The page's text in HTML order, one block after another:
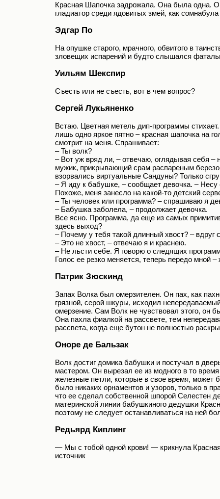
Красная Шапочка задрожала. Она была одна.
гладиатор среди ядовитых змей, как
Эдгар По
На опушке старого, мрачного, обвитого в
зловещих испарений и будто слышался
Уильям Шекспир
Съесть или не съесть, вот в чем вопрос?
Сергей Лукьяненко
Встаю. Цветная метель дип-программы
лишь одно яркое пятно – красная шапочка на
смотрит на меня. Спрашивает:
– Ты волк?
– Вот уж вряд ли, – отвечаю, оглядывая себя
мужик, прикрывающий срам распареным
взорвались виртуальные Сандуны? Только
– Я иду к бабушке, – сообщает девочка. – Hесу
Похоже, меня занесло на какой-то детский
– Ты человек или программа? – спрашиваю я
– Бабушка заболела, – продолжает девочка.
Все ясно. Программа, да еще из самых
здесь выход?
– Почему у тебя такой длинный хвост? – вдруг
– Это не хвост, – отвечаю я и краснею.
– Hе льсти себе. Я говорю о следящих
Голос ее резко меняется, теперь передо мной –
Патрик Зюскинд
Запах Волка был омерзителен. Он пах, как
грязной, серой шкуры, исходил
омерзение. Сам Волк не чувствовал этого, он
Она пахла фиалкой на рассвете, тем
рассвета, когда еще бутон не полностью
Оноре де Бальзак
Волк достиг домика бабушки и постучал в
мастером. Он вырезал ее из модного в то
железные петли, которые в свое время, может
было никаких орнаментов и узоров, только в
что ее сделал собственной шпорой
материнской линии бабушкиного дедушки
поэтому не следует останавливаться на ней
Редьярд Киплинг
— Мы с тобой одной крови! — крикнула
источник